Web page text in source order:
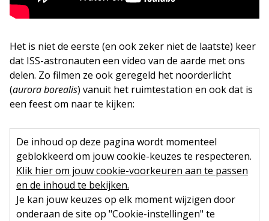
Het is niet de eerste (en ook zeker niet de laatste) keer
dat ISS-astronauten een video van de aarde met ons
delen. Zo filmen ze ook geregeld het noorderlicht
(aurora borealis) vanuit het ruimtestation en ook dat is
een feest om naar te kijken:
De inhoud op deze pagina wordt momenteel
geblokkeerd om jouw cookie-keuzes te respecteren.
Klik hier om jouw cookie-voorkeuren aan te passen
en de inhoud te bekijken.
Je kan jouw keuzes op elk moment wijzigen door
onderaan de site op "Cookie-instellingen" te